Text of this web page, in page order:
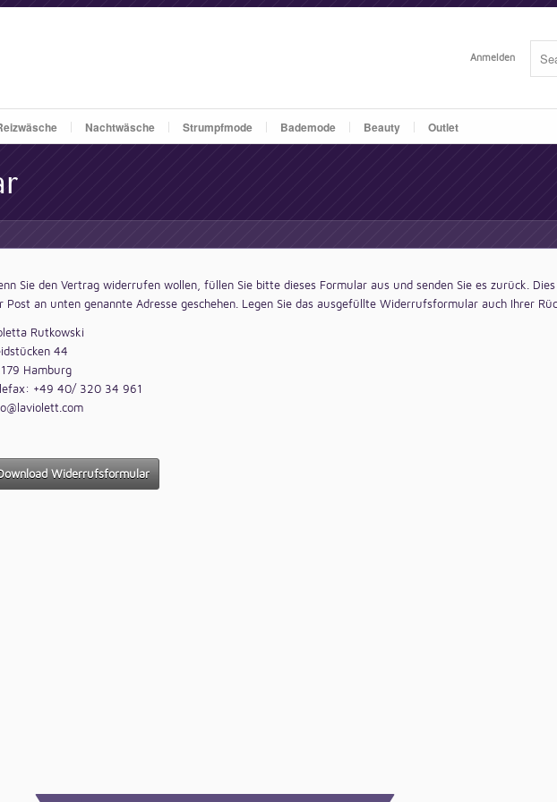
Anmelden
Nachtwäsche Strumpfmode Bademode Beauty Outlet
Sie den Vertrag widerrufen wollen, füllen Sie bitte dieses Formular aus und senden Sie es zurück.
Post an unten genannte Adresse geschehen. Legen Sie das ausgefüllte Widerrufsformular auch Ihrer
Rutkowski
44
Hamburg
+49 40/ 320 34 961
Widerrufsformular